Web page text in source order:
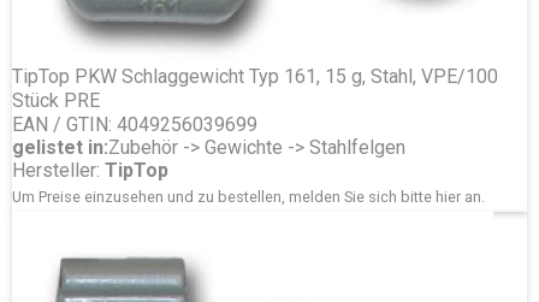
TipTop PKW Schlaggewicht Typ 161, 15 g, Stahl, VPE/100
Stück PRE
EAN / GTIN: 4049256039699
gelistet in:Zubehör -> Gewichte -> Stahlfelgen
Hersteller: TipTop
Um Preise einzusehen und zu bestellen, melden Sie sich bitte hier an.